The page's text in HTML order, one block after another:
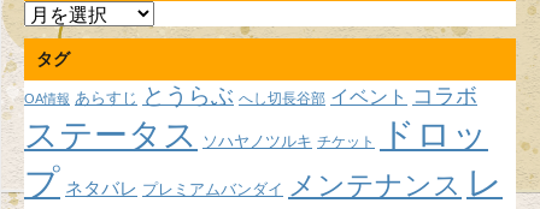
ア
ー
カ
イ
ブ
タグ
OA情報 あらすじ とうらぶ へし切長谷部 イベント コラボ
ステータス ソハヤノツルキ チケット
ドロッ
プ ネタバレ プレミアムバンダイ メンテナンス レ